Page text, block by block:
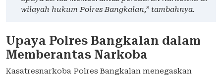
wilayah hukum Polres Bangkalan,” tambahnya.
Upaya Polres Bangkalan dalam
Memberantas Narkoba
Kasatresnarkoba Polres Bangkalan menegaskan